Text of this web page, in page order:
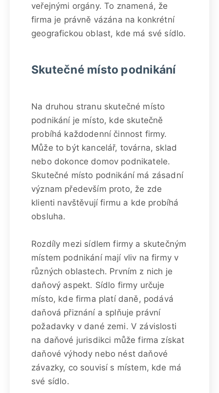
veřejnými orgány. To znamená, že
firma je právně vázána na konkrétní
geografickou oblast, kde má své sídlo.
Skutečné místo podnikání
Na druhou stranu skutečné místo
podnikání je místo, kde skutečně
probíhá každodenní činnost firmy.
Může to být kancelář, továrna, sklad
nebo dokonce domov podnikatele.
Skutečné místo podnikání má zásadní
význam především proto, že zde
klienti navštěvují firmu a kde probíhá
obsluha.
Rozdíly mezi sídlem firmy a skutečným
místem podnikání mají vliv na firmy v
různých oblastech. Prvním z nich je
daňový aspekt. Sídlo firmy určuje
místo, kde firma platí daně, podává
daňová přiznání a splňuje právní
požadavky v dané zemi. V závislosti
na daňové jurisdikci může firma získat
daňové výhody nebo nést daňové
závazky, co souvisí s místem, kde má
své sídlo.